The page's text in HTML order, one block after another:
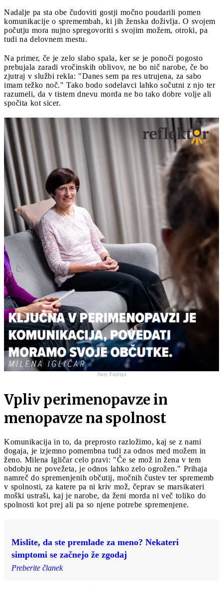
Nadalje pa sta obe čudoviti gostji močno poudarili pomen
komunikacije o spremembah, ki jih ženska doživlja. O svojem
počutju mora nujno spregovoriti s svojim možem, otroki, pa
tudi na delovnem mestu.
Na primer, če je zelo slabo spala, ker se je ponoči pogosto
prebujala zaradi vročinskih oblivov, ne bo nič narobe, če bo
zjutraj v službi rekla: "Danes sem pa res utrujena, za sabo
imam težko noč." Tako bodo sodelavci lahko sočutni z njo ter
razumeli, da v tistem dnevu morda ne bo tako dobre volje ali
spočita kot sicer.
Anej Fajdiga
Vpliv perimenopavze in
menopavze na spolnost
Komunikacija in to, da preprosto razložimo, kaj se z nami
dogaja, je izjemno pomembna tudi za odnos med možem in
ženo. Milena Igličar celo pravi: "Če se mož in žena v tem
obdobju ne povežeta, je odnos lahko zelo ogrožen." Prihaja
namreč do spremenjenih občutij, močnih čustev ter sprememb
v spolnosti, za katere pa ni kriv mož, čeprav se marsikateri
moški ustraši, kaj je narobe, da ženi morda ni več toliko do
spolnosti kot prej ali pa so njene potrebe spremenjene.
Mislite, da ste premlade za meno? Nekateri
simptomi se začnejo že zgodaj
Preberite članek